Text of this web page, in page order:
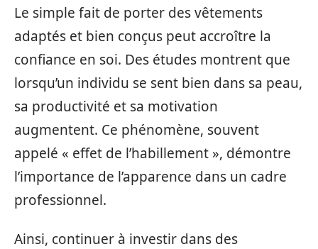
Le simple fait de porter des vêtements
adaptés et bien conçus peut accroître la
confiance en soi. Des études montrent que
lorsqu’un individu se sent bien dans sa peau,
sa productivité et sa motivation
augmentent. Ce phénomène, souvent
appelé « effet de l’habillement », démontre
l’importance de l’apparence dans un cadre
professionnel.
Ainsi, continuer à investir dans des